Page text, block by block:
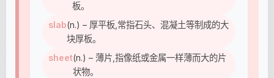
板。
slab(n.) – 厚平板,常指石头、混凝土等制成的大
块厚板。
sheet(n.) – 薄片,指像纸或金属一样薄而大的片
状物。